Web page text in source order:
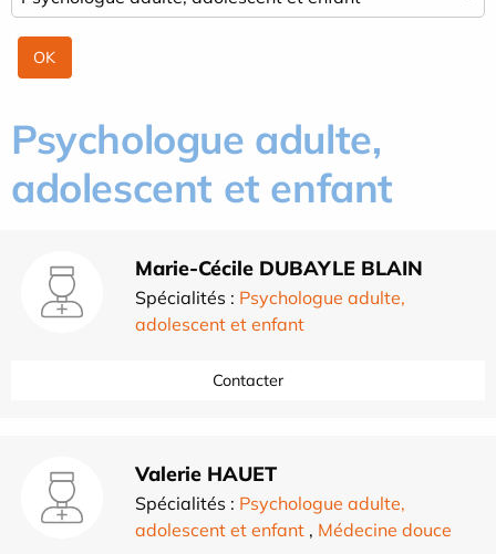
Psychologue adulte,
adolescent et enfant
Marie-Cécile DUBAYLE BLAIN
Spécialités : Psychologue adulte,
adolescent et enfant
Contacter
Valerie HAUET
Spécialités : Psychologue adulte,
adolescent et enfant , Médecine douce